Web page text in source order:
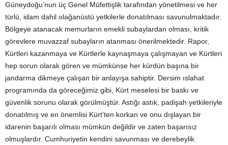
Güneydoğu’nun üç Genel Müfettişlik tarafından yönetilmesi ve her
türlü, idam dahil olağanüstü yetkilerle donatılması savunulmaktadır.
Bölgeye atanacak memurların emekli subaylardan olması, kritik
görevlere muvazzaf subayların atanması önerilmektedir. Rapor,
Kürtleri kazanmaya ve Kürtlerle kaynaşmaya çalışmayan ve Kürtleri
hep sorun olarak gören ve mümkünse her kürdün başına bir
jandarma dikmeye çalışan bir anlayışa sahiptir. Dersim ıslahat
programında da göreceğimiz gibi, Kürt meselesi bir baskı ve
güvenlik sorunu olarak görülmüştür. Astığı astık, padişah yetkileriyle
donatılmış ve en önemlisi Kürt’ten korkan ve onu dışlayan bir
idarenin başarılı olması mümkün değildir ve zaten başarısız
olmuşlardır. Cumhuriyetin kendini savunması ve derebeylik